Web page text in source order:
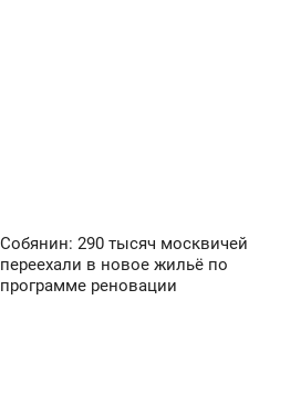
Собянин: 290 тысяч москвичей
переехали в новое жильё по
программе реновации